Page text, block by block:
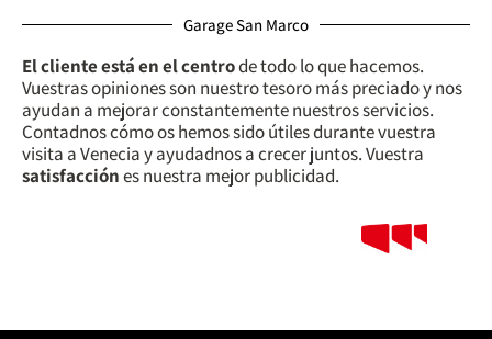
Garage San Marco
El cliente está en el centrode todo lo que hacemos.
Vuestras opiniones son nuestro tesoro más preciado y nos
ayudan a mejorar constantemente nuestros servicios.
Contadnos cómo os hemos sido útiles durante vuestra
visita a Venecia y ayudadnos a crecer juntos. Vuestra
satisfacciónes nuestra mejor publicidad.